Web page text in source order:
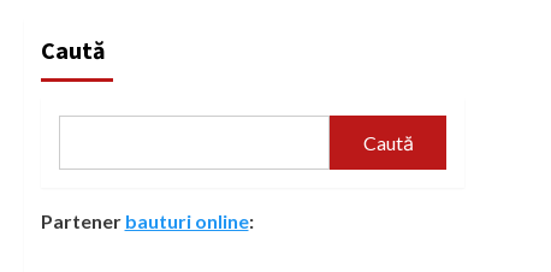
Caută
Caută
Partener bauturi online: